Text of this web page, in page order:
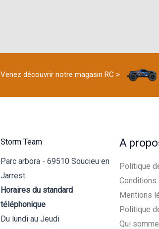
Venez découvrir notre magasin RC >
Storm Team
Parc arbora - 69510 Soucieu en
Jarrest
Horaires du standard
téléphonique
Du lundi au Jeudi
A
Politique
Conditions
Mentions
Politique
Qui